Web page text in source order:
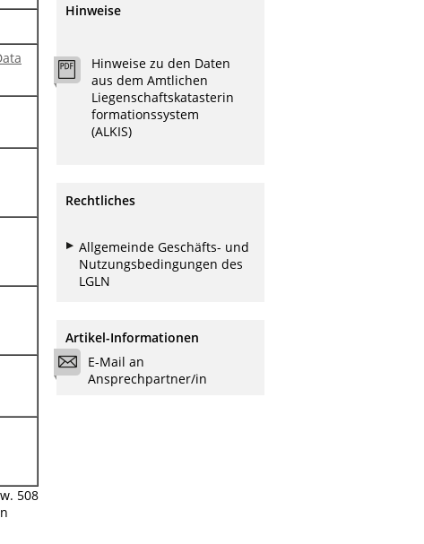
508
Hinweise
Hinweise zu den Daten
aus dem Amtlichen
Liegenschaftskatasterin
formationssystem
(ALKIS)
Rechtliches
Allgemeinde Geschäfts- und
Nutzungsbedingungen des
LGLN
Artikel-Informationen
E-Mail an
Ansprechpartner/in